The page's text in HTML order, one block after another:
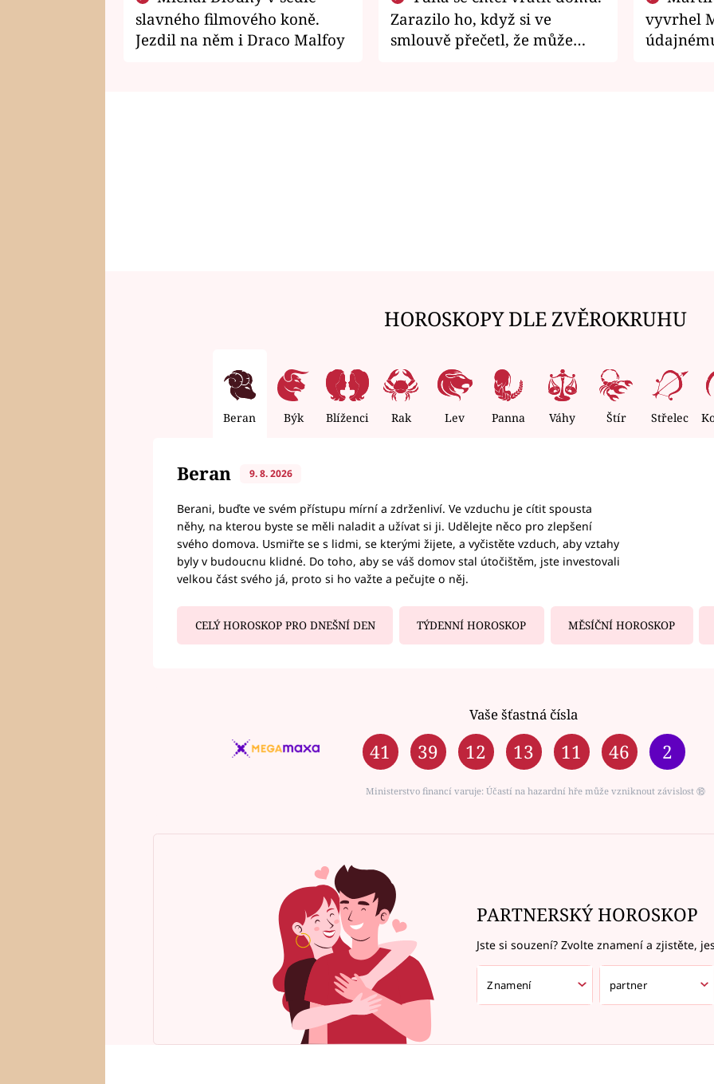
slavného filmového koně.
Jezdil na něm i Draco Malfoy
Zarazilo ho, když si ve
smlouvě přečetl, že může
vyvrhel
HOROSKOPY DLE ZVĚROKRUHU
Beran Býk Blíženci Rak Lev Panna Váhy Štír Střelec
Beran 9. 8. 2026
Berani, buďte ve svém přístupu mírní a zdrženliví. Ve vzduchu je cítit spousta
něhy, na kterou byste se měli naladit a užívat si ji. Udělejte něco pro zlepšení
svého domova. Usmiřte se s lidmi, se kterými žijete, a vyčistěte vzduch, aby vztahy
byly v budoucnu klidné. Do toho, aby se váš domov stal útočištěm, jste investovali
velkou část svého já, proto si ho važte a pečujte o něj.
CELÝ HOROSKOP PRO DNEŠNÍ DEN TÝDENNÍ HOROSKOP MĚSÍČNÍ HOROSKOP
Vaše šťastná čísla
41 39 12 13 11 46 2
Ministerstvo financí varuje: Účastí na hazardní hře může vzniknout závislost ⑱
PARTNERSKÝ HOROSKOP
Jste si souzení? Zvolte znamení a zjistěte,